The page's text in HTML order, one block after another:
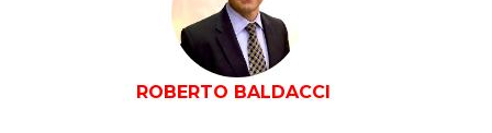
ROBERTO BALDACCI